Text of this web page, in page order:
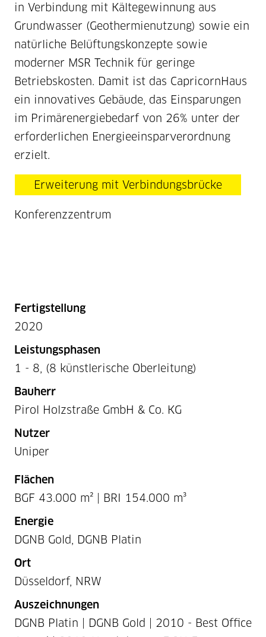
in Verbindung mit Kältegewinnung aus
Grundwasser (Geothermienutzung) sowie ein
natürliche Belüftungskonzepte sowie
moderner MSR Technik für geringe
Betriebskosten. Damit ist das CapricornHaus
ein innovatives Gebäude, das Einsparungen
im Primärenergiebedarf von 26% unter der
erforderlichen Energieeinsparverordnung
erzielt.
Erweiterung mit Verbindungsbrücke
Konferenzzentrum
Fertigstellung
2020
Leistungsphasen
1 - 8, (8 künstlerische Oberleitung)
Bauherr
Pirol Holzstraße GmbH & Co. KG
Nutzer
Uniper
Flächen
BGF 43.000 m² | BRI 154.000 m³
Energie
DGNB Gold, DGNB Platin
Ort
Düsseldorf, NRW
Auszeichnungen
DGNB Platin | DGNB Gold | 2010 - Best Office